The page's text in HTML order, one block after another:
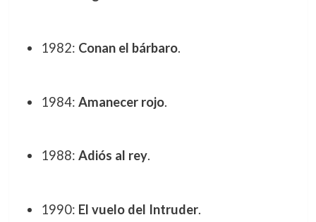
1982: Conan el bárbaro.
1984: Amanecer rojo.
1988: Adiós al rey.
1990: El vuelo del Intruder.